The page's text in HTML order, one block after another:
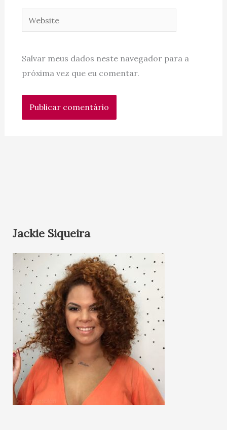
Website
Salvar meus dados neste navegador para a
próxima vez que eu comentar.
Jackie Siqueira